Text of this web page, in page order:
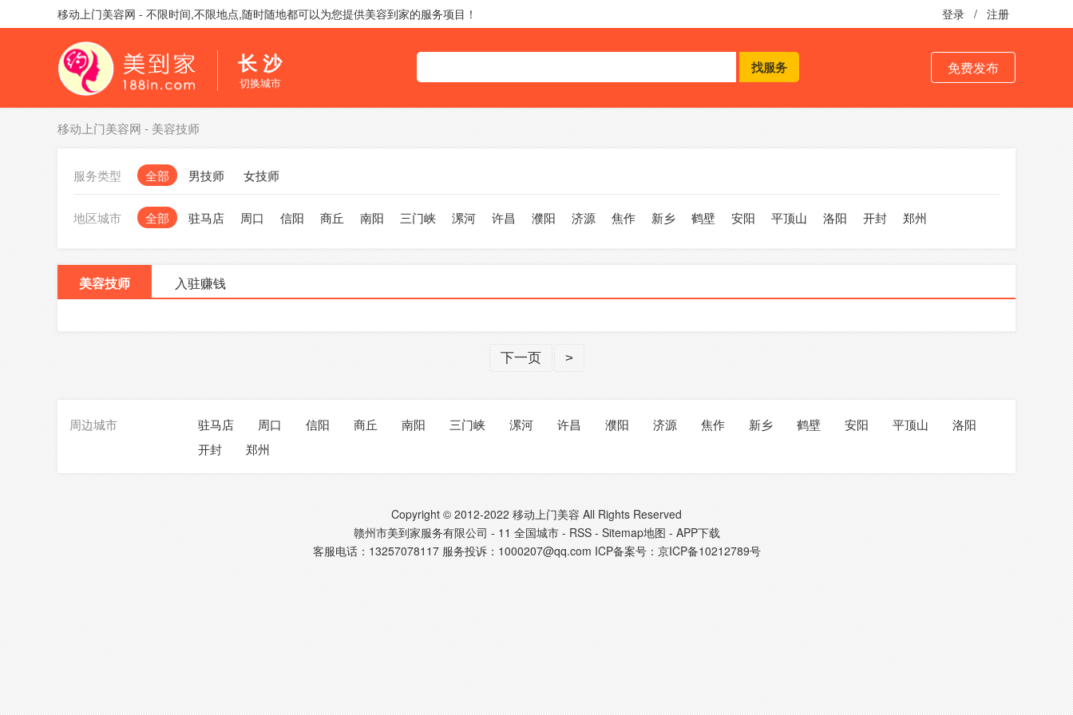
移动上门美容网 - 不限时间,不限地点,随时随地都可以为您提供美容到家的服务项目！ 登录 / 注册
长 沙
切换城市
免费发布
移动上门美容网-美容技师
服务类型 全部 男技师 女技师
地区城市 全部 驻马店 周口 信阳 商丘 南阳 三门峡 漯河 许昌 濮阳 济源 焦作 新乡 鹤壁 安阳 平顶山 洛阳 开封 郑州
美容技师 入驻赚钱
下一页 >
周边城市 驻马店 周口 信阳 商丘 南阳 三门峡 漯河 许昌 濮阳 济源 焦作 新乡 鹤壁 安阳 平顶山
洛阳
开封
郑州
Copyright © 2012-2022 移动上门美容 All Rights Reserved
赣州市美到家服务有限公司 - 11全国城市-RSS-Sitemap地图-APP下载
客服电话：13257078117 服务投诉：1000207@qq.com ICP备案号：京ICP备10212789号